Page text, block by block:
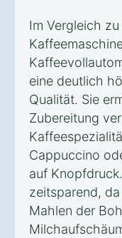
Im Vergleich
eine deutlich
Qualität. Sie
Zubereitung
Cappuccino
auf
zeitsparend,
Mahlen der